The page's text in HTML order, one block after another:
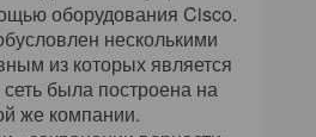
оборудования Cisco.
несколькими
из которых является
была построена на
же компании.